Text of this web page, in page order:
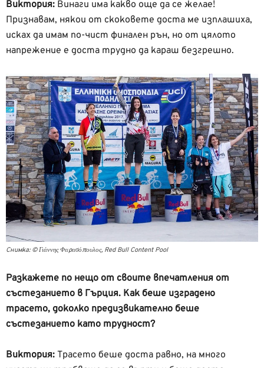
Виктория: Винаги има какво още да се желае!
Признавам, някои от скоковете доста ме изплашиха,
исках да имам по-чист финален рън, но от цялото
напрежение е доста трудно да караш безгрешно.
Снимка: © Γιάννης Φαρασόπουλος, Red Bull Content Pool
Разкажете по нещо от своите впечатления от
състезанието в Гърция. Как беше изградено
трасето, доколко предизвикателно беше
състезанието като трудност?
Виктория: Трасето беше доста равно, на много